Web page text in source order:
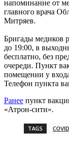
напоминание от
главного врача
Митряев.
Бригады медиков
до 19:00, в
бесплатно, без
очереди. Пункт
помещении у
Телефон пункта
Ранее пункт
«Атрон-сити».
TAGS